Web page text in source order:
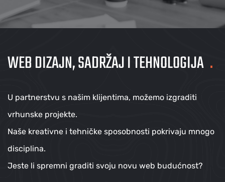
WEB DIZAJN, SADRŽAJ I TEHNOLOGIJA .
U partnerstvu s našim klijentima, možemo izgraditi
vrhunske projekte.
Naše kreativne i tehničke sposobnosti pokrivaju mnogo
disciplina.
Jeste li spremni graditi svoju novu web budućnost?